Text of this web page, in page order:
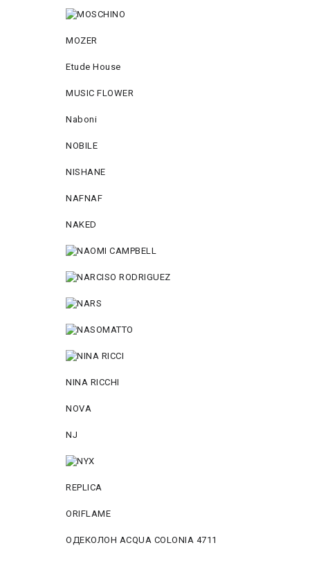
MOZER
Etude House
MUSIC FLOWER
Naboni
NOBILE
NISHANE
NAFNAF
NAKED
NINA RICCHI
NOVA
NJ
REPLICA
ORIFLAME
ОДЕКОЛОН ACQUA COLONIA 4711